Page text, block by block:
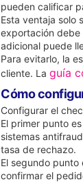
pueden calificar
Esta ventaja solo
exportación debe
adicional puede
Para evitarlo, la
cliente. Laguía
Cómo
Configurar el
El primer punto
sistemas
tasa de rechazo.
El segundo
confirmar el